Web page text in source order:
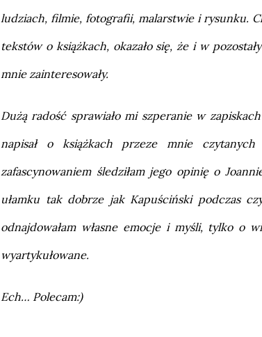
ludziach, filmie, fotografii, malarstwie i rysunku.
tekstów o książkach, okazało się, że i w
mnie zainteresowały.
Dużą radość sprawiało mi szperanie w
napisał o książkach przeze mnie
zafascynowaniem śledziłam jego opinię o
ułamku tak dobrze jak Kapuściński podczas
odnajdowałam własne emocje i myśli, tylko o
wyartykułowane.
Ech… Polecam:)